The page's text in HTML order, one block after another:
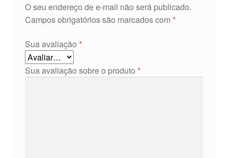
O seu endereço de e-mail não será publicado.
Campos obrigatórios são marcados com *
Sua avaliação *
Sua avaliação sobre o produto *